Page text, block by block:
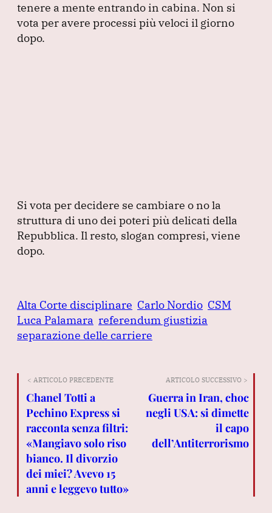
tenere a mente entrando in cabina. Non si
vota per avere processi più veloci il giorno
dopo.
Si vota per decidere se cambiare o no la
struttura di uno dei poteri più delicati della
Repubblica. Il resto, slogan compresi, viene
dopo.
Alta Corte disciplinare Carlo Nordio CSM
Luca Palamara referendum giustizia
separazione delle carriere
< ARTICOLO PRECEDENTE
Chanel Totti a
Pechino Express si
racconta senza filtri:
«Mangiavo solo riso
bianco. Il divorzio
dei miei? Avevo 15
anni e leggevo tutto»
ARTICOLO SUCCESSIVO >
Guerra in Iran, choc
negli USA: si dimette
il capo
dell’Antiterrorismo